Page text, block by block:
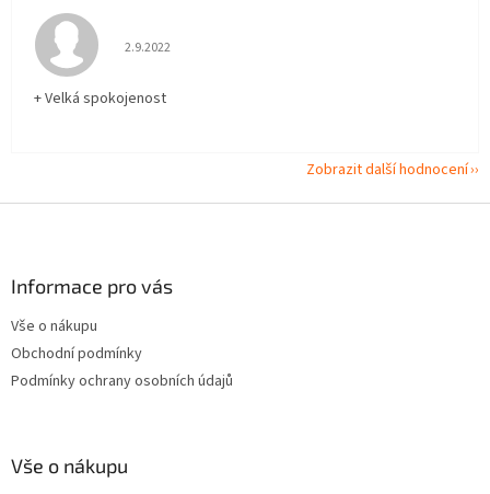
Hodnocení obchodu je 5 z 5 hvězdiček.
2.9.2022
+ Velká spokojenost
Zobrazit další hodnocení
Informace pro vás
Vše o nákupu
Obchodní podmínky
Podmínky ochrany osobních údajů
Vše o nákupu